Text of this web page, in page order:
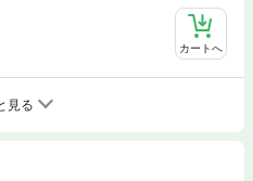
カートへ
見る